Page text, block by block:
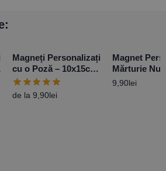
Magneți Personalizați
cu o Poză – 10x15cm
– Orizontal
de la9,90lei
Magnet
Mărturie
Flowers –
9,90lei